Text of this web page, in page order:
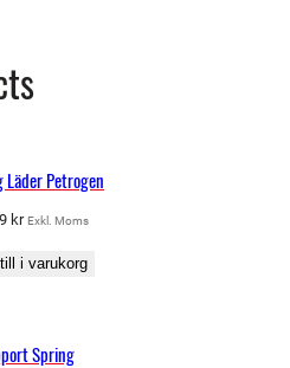
Läder Petrogen
kr Exkl. Moms
i varukorg
Spring